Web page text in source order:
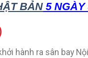
BẢN5 NGÀY
hành ra sân bay